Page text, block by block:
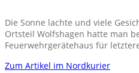
Die Sonne lachte und viele
Ortsteil Wolfshagen hatte man
Feuerwehrgerätehaus für
Zum Artikel im Nordkurier